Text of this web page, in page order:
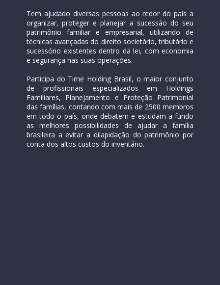
Tem ajudado diversas pessoas ao redor do país a
organizar, proteger e planejar a sucessão do seu
patrimônio familiar e empresarial, utilizando de
técnicas avançadas do direito societário, tributário e
sucessório existentes dentro da lei, com economia
e segurança nas suas operações.
Participa do Time Holding Brasil, o maior conjunto
de profissionais especializados em Holdings
Familiares, Planejamento e Proteção Patrimonial
das famílias, contando com mais de 2500 membros
em todo o país, onde debatem e estudam a fundo
as melhores possibilidades de ajudar a família
brasileira a evitar a dilapidação do patrimônio por
conta dos altos custos do inventário.